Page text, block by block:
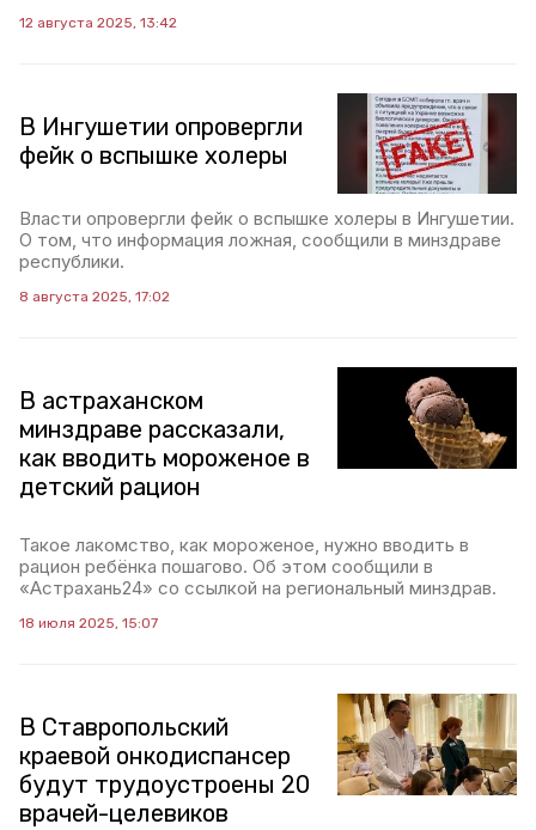
12 августа 2025, 13:42
В Ингушетии опровергли
фейк о вспышке холеры
Власти опровергли фейк о вспышке холеры в Ингушетии.
О том, что информация ложная, сообщили в минздраве
республики.
8 августа 2025, 17:02
В астраханском
минздраве рассказали,
как вводить мороженое в
детский рацион
Такое лакомство, как мороженое, нужно вводить в
рацион ребёнка пошагово. Об этом сообщили в
«Астрахань24» со ссылкой на региональный минздрав.
18 июля 2025, 15:07
В Ставропольский
краевой онкодиспансер
будут трудоустроены 20
врачей-целевиков